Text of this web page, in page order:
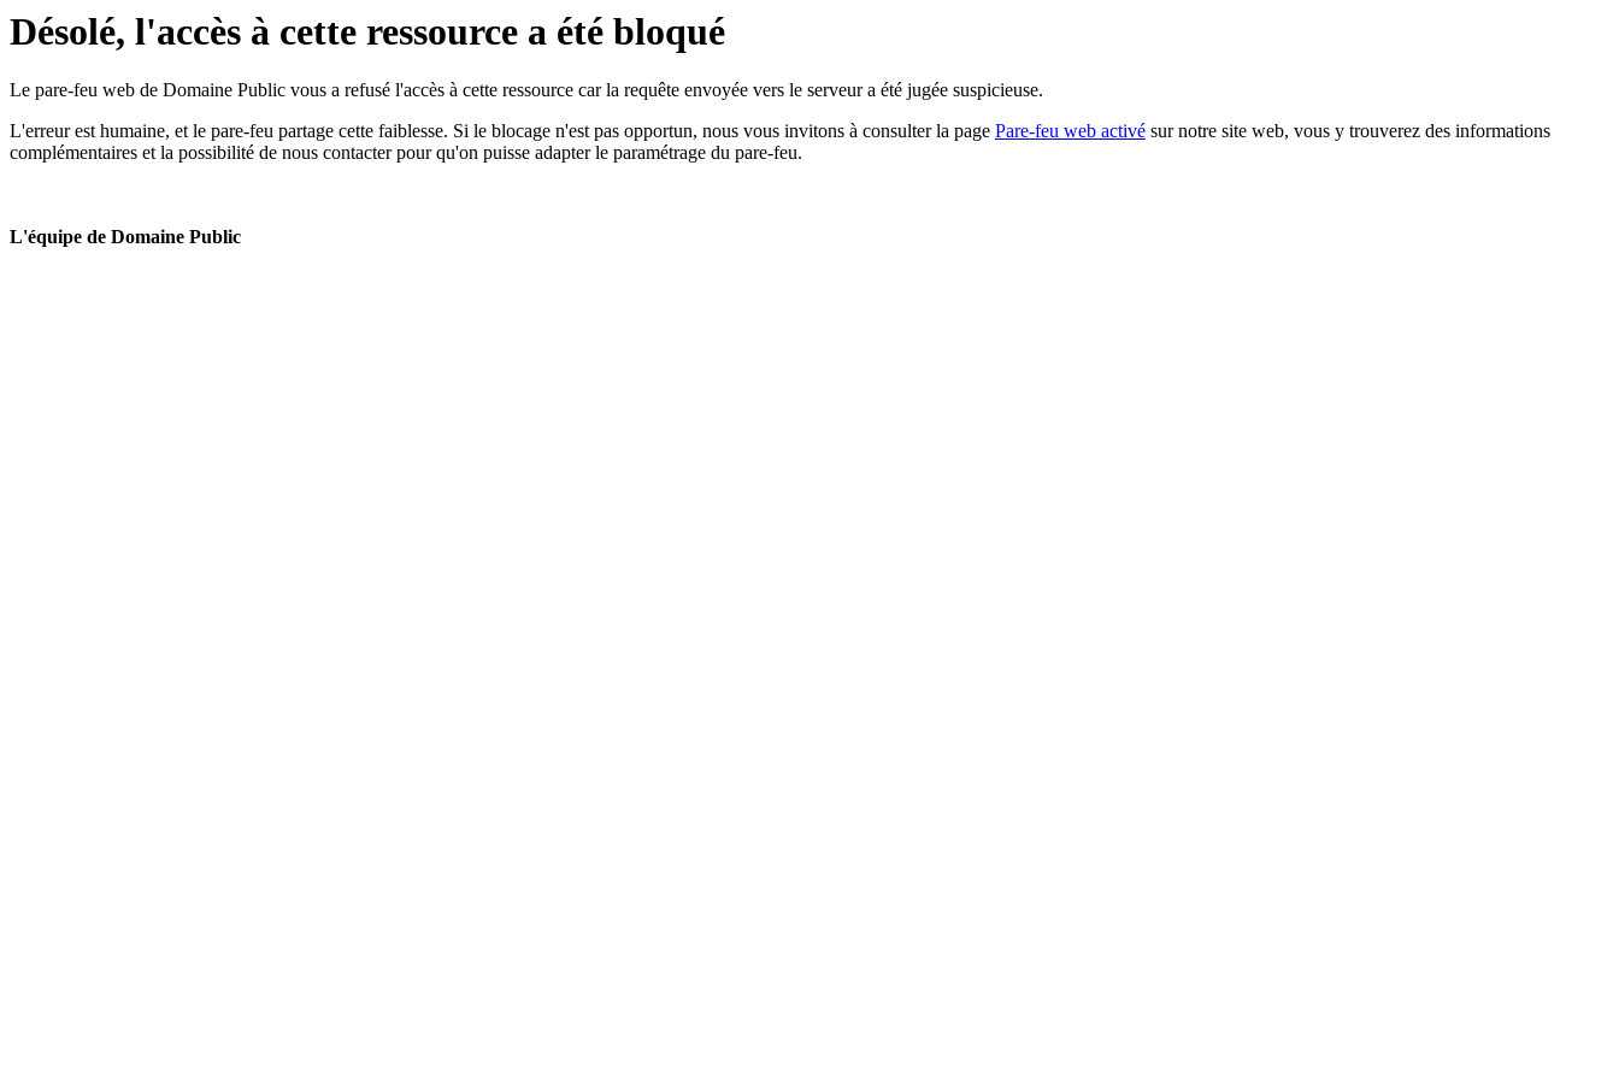
Désolé, l'accès à cette ressource a été bloqué
Le pare-feu web de Domaine Public vous a refusé l'accès à cette ressource car la requête envoyée vers le serveur a été jugée suspicieuse.
L'erreur est humaine, et le pare-feu partage cette faiblesse. Si le blocage n'est pas opportun, nous vous invitons à consulter la page Pare-feu web activé sur notre site web, vous y trouverez des informations
complémentaires et la possibilité de nous contacter pour qu'on puisse adapter le paramétrage du pare-feu.
L'équipe de Domaine Public